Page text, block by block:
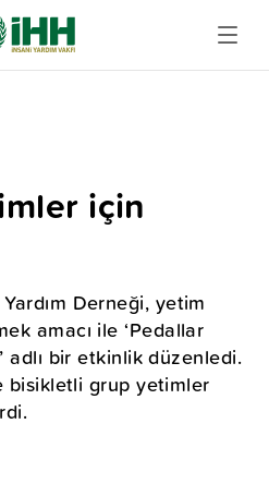
için
Derneği, yetim
amacı ile ‘Pedallar
adlı bir etkinlik düzenledi.
bisikletli grup yetimler